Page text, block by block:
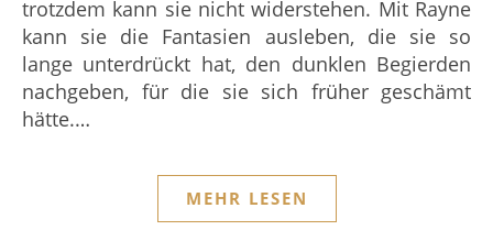
trotzdem kann sie nicht widerstehen. Mit Rayne
kann sie die Fantasien ausleben, die sie so
lange unterdrückt hat, den dunklen Begierden
nachgeben, für die sie sich früher geschämt
hätte.…
MEHR LESEN